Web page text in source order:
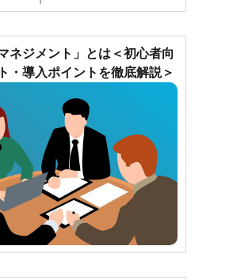
ネジメント」とは＜初心者向
・導入ポイントを徹底解説＞